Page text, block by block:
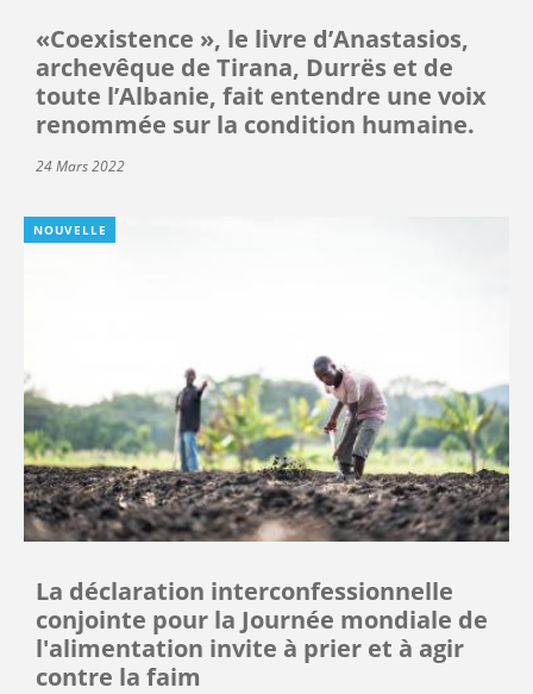
«Coexistence », le livre d’Anastasios,
archevêque de Tirana, Durrës et de
toute l’Albanie, fait entendre une voix
renommée sur la condition humaine.
24 Mars 2022
NOUVELLE
La déclaration interconfessionnelle
conjointe pour la Journée mondiale de
l'alimentation invite à prier et à agir
contre la faim